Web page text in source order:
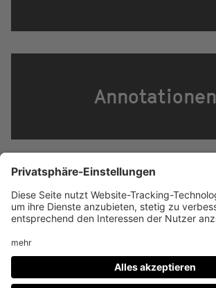
Annotationen
Footer
menu
IMPRESSUM PRIVACY
IMAI PLAY NUTZUNGSBEDINGUNGEN
Social
FACEBOOK INSTAGRAM